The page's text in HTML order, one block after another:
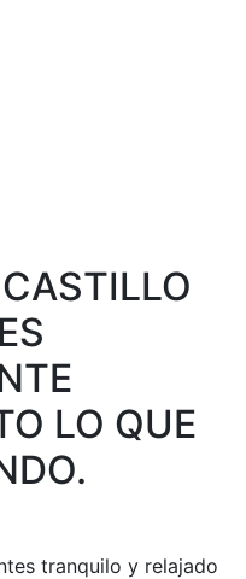
LO QUE
tranquilo y relajado